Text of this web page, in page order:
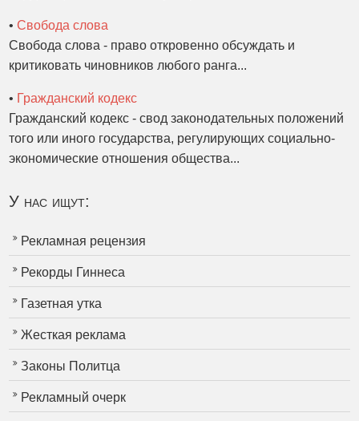
•Свобода слова
Свобода слова - право откровенно обсуждать и
критиковать чиновников любого ранга...
• Гражданский кодекс
Гражданский кодекс - свод законодательных положений
того или иного государства, регулирующих социально-
экономические отношения общества...
У нас ищут:
Рекламная рецензия
Рекорды Гиннеса
Газетная утка
Жесткая реклама
Законы Политца
Рекламный очерк